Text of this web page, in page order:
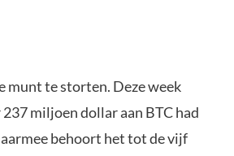
munt te storten. Deze week
miljoen dollar aan BTC had
behoort het tot de vijf